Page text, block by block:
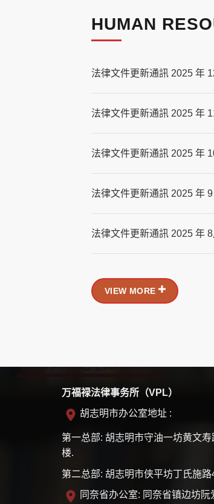
HUMAN
法律文件更新通訊 2025 年
法律文件更新通訊 2025 年
法律文件更新通訊 2025 年
法律文件更新通訊 2025 年 9
法律文件更新通訊 2025 年 8
VIEW MORE
万福禄法律事务所（VPL）
胡志明市办公室地址 :
第一总部: 胡志明市守油一坊黄文
楼.
第二总部: 胡志明市侠平坊丁氏施路
同奈省办公室: 同奈省镇边坊阮